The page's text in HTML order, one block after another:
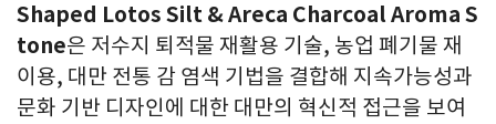
Shaped Lotos Silt & Areca Charcoal Aroma S
tone은 저수지 퇴적물 재활용 기술, 농업 폐기물 재
이용, 대만 전통 감 염색 기법을 결합해 지속가능성과
문화 기반 디자인에 대한 대만의 혁신적 접근을 보여